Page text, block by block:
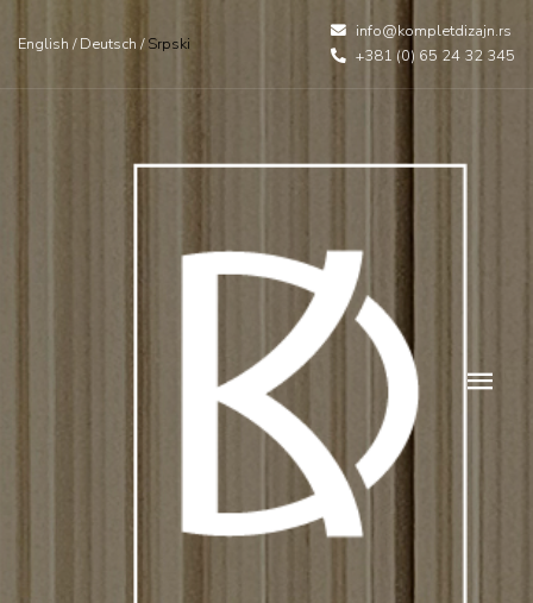
English /Deutsch /Srpski
info@kompletdizajn.rs
+381 (0) 65 24 32 345